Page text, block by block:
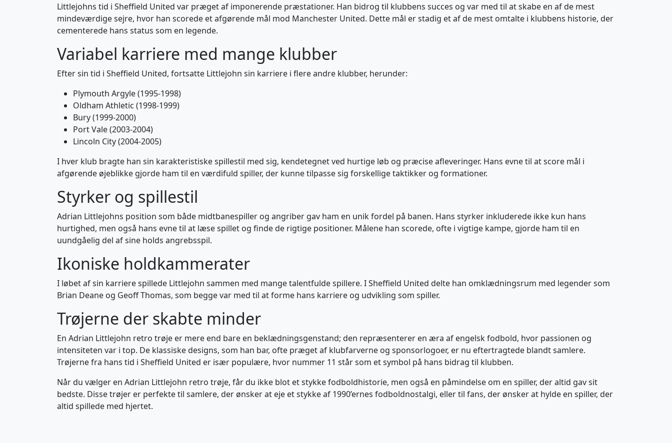
Littlejohns tid i Sheffield United var præget af imponerende præstationer. Han bidrog til klubbens succes og var med til at skabe en af de mest
mindeværdige sejre, hvor han scorede et afgørende mål mod Manchester United. Dette mål er stadig et af de mest omtalte i klubbens historie, der
cementerede hans status som en legende.
Variabel karriere med mange klubber
Efter sin tid i Sheffield United, fortsatte Littlejohn sin karriere i flere andre klubber, herunder:
Plymouth Argyle (1995-1998)
Oldham Athletic (1998-1999)
Bury (1999-2000)
Port Vale (2003-2004)
Lincoln City (2004-2005)
I hver klub bragte han sin karakteristiske spillestil med sig, kendetegnet ved hurtige løb og præcise afleveringer. Hans evne til at score mål i
afgørende øjeblikke gjorde ham til en værdifuld spiller, der kunne tilpasse sig forskellige taktikker og formationer.
Styrker og spillestil
Adrian Littlejohns position som både midtbanespiller og angriber gav ham en unik fordel på banen. Hans styrker inkluderede ikke kun hans
hurtighed, men også hans evne til at læse spillet og finde de rigtige positioner. Målene han scorede, ofte i vigtige kampe, gjorde ham til en
uundgåelig del af sine holds angrebsspil.
Ikoniske holdkammerater
I løbet af sin karriere spillede Littlejohn sammen med mange talentfulde spillere. I Sheffield United delte han omklædningsrum med legender som
Brian Deane og Geoff Thomas, som begge var med til at forme hans karriere og udvikling som spiller.
Trøjerne der skabte minder
En Adrian Littlejohn retro trøje er mere end bare en beklædningsgenstand; den repræsenterer en æra af engelsk fodbold, hvor passionen og
intensiteten var i top. De klassiske designs, som han bar, ofte præget af klubfarverne og sponsorlogoer, er nu eftertragtede blandt samlere.
Trøjerne fra hans tid i Sheffield United er især populære, hvor nummer 11 står som et symbol på hans bidrag til klubben.
Når du vælger en Adrian Littlejohn retro trøje, får du ikke blot et stykke fodboldhistorie, men også en påmindelse om en spiller, der altid gav sit
bedste. Disse trøjer er perfekte til samlere, der ønsker at eje et stykke af 1990’ernes fodboldnostalgi, eller til fans, der ønsker at hylde en spiller, der
altid spillede med hjertet.